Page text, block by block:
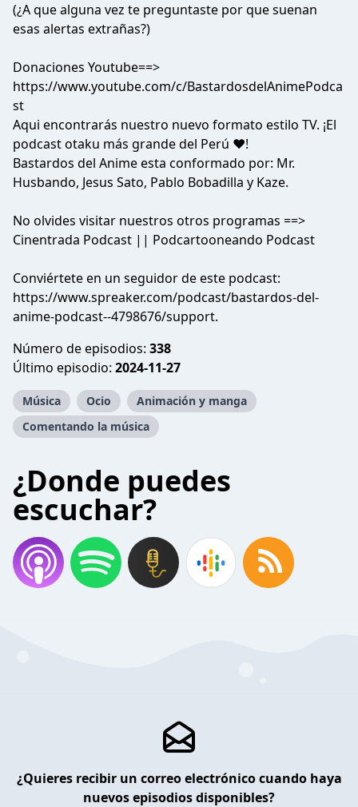
(¿A que alguna vez te preguntaste por que suenan
esas alertas extrañas?)
Donaciones Youtube==>
https://www.youtube.com/c/BastardosdelAnimePodca
st
Aqui encontrarás nuestro nuevo formato estilo TV. ¡El
podcast otaku más grande del Perú ♥!
Bastardos del Anime esta conformado por: Mr.
Husbando, Jesus Sato, Pablo Bobadilla y Kaze.
No olvides visitar nuestros otros programas ==>
Cinentrada Podcast || Podcartooneando Podcast
Conviértete en un seguidor de este podcast:
https://www.spreaker.com/podcast/bastardos-del-
anime-podcast--4798676/support.
Número de episodios: 338
Último episodio: 2024-11-27
Música Ocio
Animación y manga
Comentando la música
¿Donde puedes
escuchar?
¿Quieres recibir un correo electrónico cuando haya
nuevos episodios disponibles?